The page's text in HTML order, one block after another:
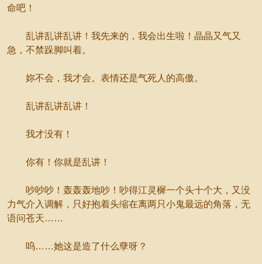
命吧！
乱讲乱讲乱讲！我先来的，我会出生啦！晶晶又气又
急，不禁跺脚叫着。
妳不会，我才会。表情还是气死人的高傲。
乱讲乱讲乱讲！
我才没有！
你有！你就是乱讲！
吵吵吵！轰轰轰地吵！吵得江灵樨一个头十个大，又没
力气介入调解，只好抱着头缩在离两只小鬼最远的角落，无
语问苍天……
呜……她这是造了什么孽呀？